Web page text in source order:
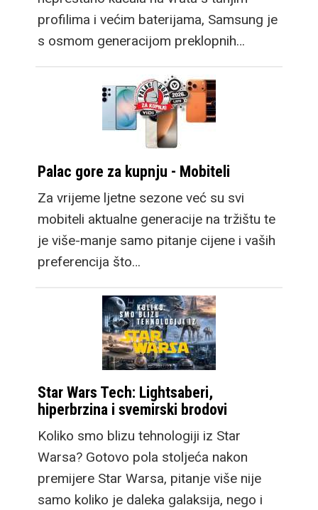
profilima i većim baterijama, Samsung je
s osmom generacijom preklopnih…
Palac gore za kupnju - Mobiteli
Za vrijeme ljetne sezone već su svi
mobiteli aktualne generacije na tržištu te
je više-manje samo pitanje cijene i vaših
preferencija što…
Star Wars Tech: Lightsaberi,
hiperbrzina i svemirski brodovi
Koliko smo blizu tehnologiji iz Star
Warsa? Gotovo pola stoljeća nakon
premijere Star Warsa, pitanje više nije
samo koliko je daleka galaksija, nego i